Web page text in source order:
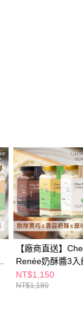
【廠商直送】
Renée奶酥醬3入
味+黑巧+香蒜
NT$1,150
NT$1,180